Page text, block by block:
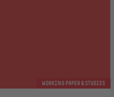
WORKING PAPER & STUDIES